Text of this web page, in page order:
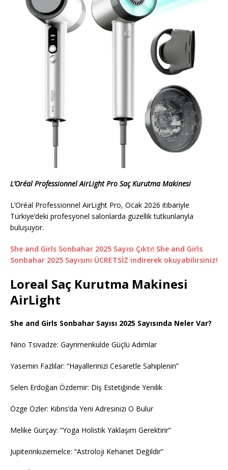
L’Oréal Professionnel AirLight Pro Saç Kurutma Makinesi
L’Oréal Professionnel AirLight Pro, Ocak 2026 itibariyle
Türkiye’deki profesyonel salonlarda güzellik tutkunlarıyla
buluşuyor.
She and Girls Sonbahar 2025 Sayısı Çıktı! She and Girls
Sonbahar 2025 Sayısını ÜCRETSİZ indirerek okuyabilirsiniz!
Loreal Saç Kurutma Makinesi
AirLight
She and Girls Sonbahar Sayısı 2025 Sayısında Neler Var?
Nino Tsivadze: Gayrimenkulde Güçlü Adımlar
Yasemin Fazlılar: “Hayallerinizi Cesaretle Sahiplenin”
Selen Erdoğan Özdemir: Diş Estetiğinde Yenilik
Özge Özler: Kıbrıs’da Yeni Adresinizi O Bulur
Melike Gürçay: “Yoga Holistik Yaklaşım Gerektirir”
Jupiterinkızıemelce: “Astroloji Kehanet Değildir”